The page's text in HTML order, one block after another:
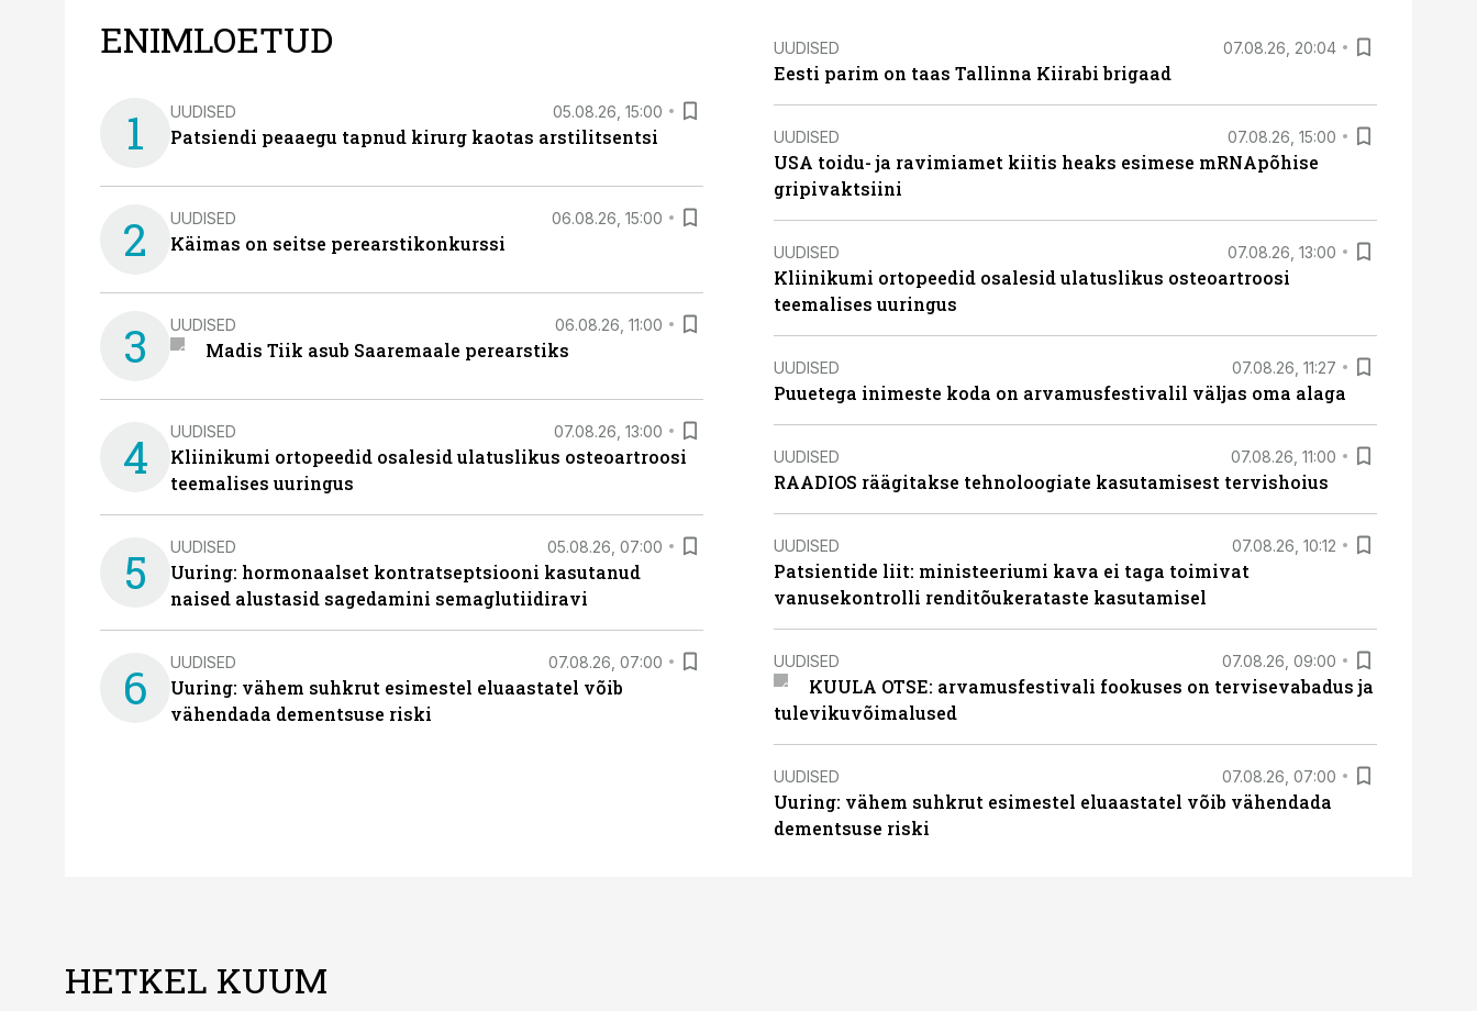
ENIMLOETUD
1 UUDISED 05.08.26, 15:00
Patsiendi peaaegu tapnud kirurg kaotas arstilitsentsi
2 UUDISED 06.08.26, 15:00
Käimas on seitse perearstikonkurssi
3 UUDISED 06.08.26, 11:00
Madis Tiik asub Saaremaale perearstiks
4 UUDISED 07.08.26, 13:00
Kliinikumi ortopeedid osalesid ulatuslikus osteoartroosi
teemalises uuringus
5 UUDISED 05.08.26, 07:00
Uuring: hormonaalset kontratseptsiooni kasutanud
naised alustasid sagedamini semaglutiidiravi
6 UUDISED 07.08.26, 07:00
Uuring: vähem suhkrut esimestel eluaastatel võib
vähendada dementsuse riski
UUDISED 07.08.26, 20:04
Eesti parim on taas Tallinna Kiirabi brigaad
UUDISED 07.08.26, 15:00
USA toidu- ja ravimiamet kiitis heaks esimese mRNApõhise
gripivaktsiini
UUDISED 07.08.26, 13:00
Kliinikumi ortopeedid osalesid ulatuslikus osteoartroosi
teemalises uuringus
UUDISED 07.08.26, 11:27
Puuetega inimeste koda on arvamusfestivalil väljas oma alaga
UUDISED 07.08.26, 11:00
RAADIOS räägitakse tehnoloogiate kasutamisest tervishoius
UUDISED 07.08.26, 10:12
Patsientide liit: ministeeriumi kava ei taga toimivat
vanusekontrolli renditõukerataste kasutamisel
UUDISED 07.08.26, 09:00
KUULA OTSE: arvamusfestivali fookuses on tervisevabadus ja
tulevikuvõimalused
UUDISED 07.08.26, 07:00
Uuring: vähem suhkrut esimestel eluaastatel võib vähendada
dementsuse riski
HETKEL KUUM